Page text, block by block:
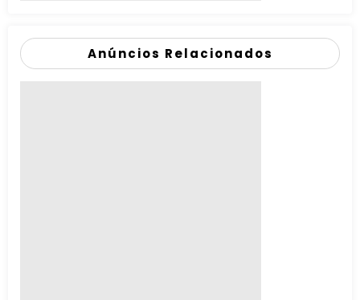
Anúncios Relacionados